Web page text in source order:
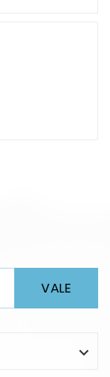
VALE
